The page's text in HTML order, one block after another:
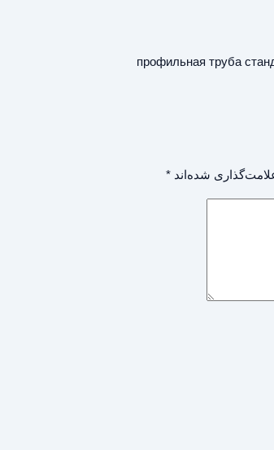
профильная труба
شده‌اند *